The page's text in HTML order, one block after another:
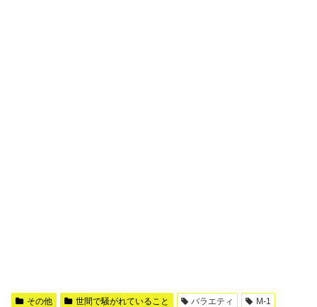
その他 世間で騒がれていること バラエティ M-1